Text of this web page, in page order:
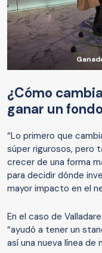
¿Cómo
ganar un
“Lo primero que
súper rigurosos, pero
crecer de una forma
para decidir dónde
mayor impacto en el
En el caso de
“ayudó a tener un
así una nueva línea de